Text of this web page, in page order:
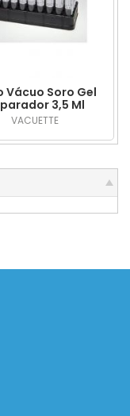
Vácuo Soro Gel
3,5 Ml
Tampa
VACUETTE